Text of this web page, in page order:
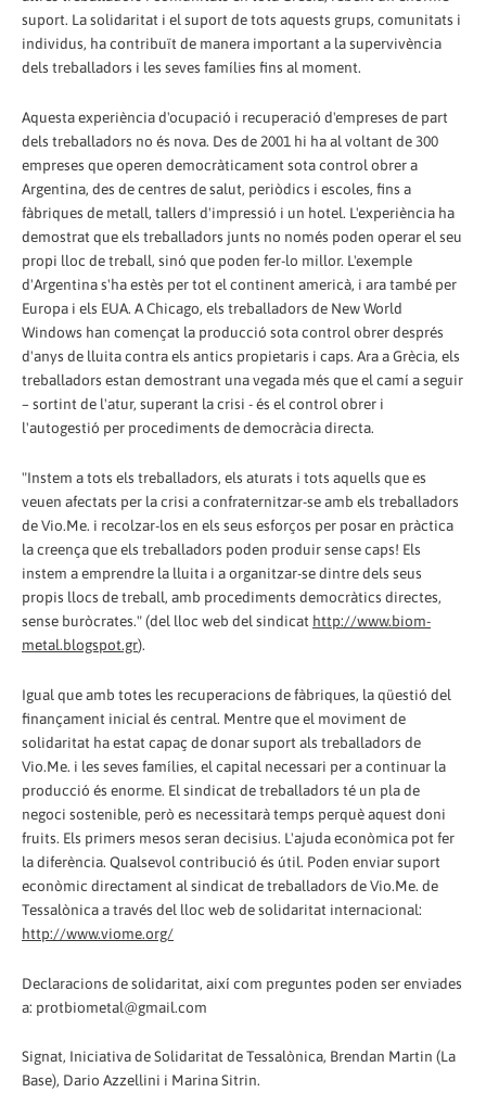
suport. La solidaritat i el suport de tots aquests grups, comunitats i
individus, ha contribuït de manera important a la supervivència
dels treballadors i les seves famílies fins al moment.
Aquesta experiència d'ocupació i recuperació d'empreses de part
dels treballadors no és nova. Des de 2001 hi ha al voltant de 300
empreses que operen democràticament sota control obrer a
Argentina, des de centres de salut, periòdics i escoles, fins a
fàbriques de metall, tallers d'impressió i un hotel. L'experiència ha
demostrat que els treballadors junts no només poden operar el seu
propi lloc de treball, sinó que poden fer-lo millor. L'exemple
d'Argentina s'ha estès per tot el continent americà, i ara també per
Europa i els EUA. A Chicago, els treballadors de New World
Windows han començat la producció sota control obrer després
d'anys de lluita contra els antics propietaris i caps. Ara a Grècia, els
treballadors estan demostrant una vegada més que el camí a seguir
– sortint de l'atur, superant la crisi - és el control obrer i
l'autogestió per procediments de democràcia directa.
"Instem a tots els treballadors, els aturats i tots aquells que es
veuen afectats per la crisi a confraternitzar-se amb els treballadors
de Vio.Me. i recolzar-los en els seus esforços per posar en pràctica
la creença que els treballadors poden produir sense caps! Els
instem a emprendre la lluita i a organitzar-se dintre dels seus
propis llocs de treball, amb procediments democràtics directes,
sense buròcrates." (del lloc web del sindicat http://www.biom-
metal.blogspot.gr).
Igual que amb totes les recuperacions de fàbriques, la qüestió del
finançament inicial és central. Mentre que el moviment de
solidaritat ha estat capaç de donar suport als treballadors de
Vio.Me. i les seves famílies, el capital necessari per a continuar la
producció és enorme. El sindicat de treballadors té un pla de
negoci sostenible, però es necessitarà temps perquè aquest doni
fruits. Els primers mesos seran decisius. L'ajuda econòmica pot fer
la diferència. Qualsevol contribució és útil. Poden enviar suport
econòmic directament al sindicat de treballadors de Vio.Me. de
Tessalònica a través del lloc web de solidaritat internacional:
http://www.viome.org/
Declaracions de solidaritat, així com preguntes poden ser enviades
a: protbiometal@gmail.com
Signat, Iniciativa de Solidaritat de Tessalònica, Brendan Martin (La
Base), Dario Azzellini i Marina Sitrin.